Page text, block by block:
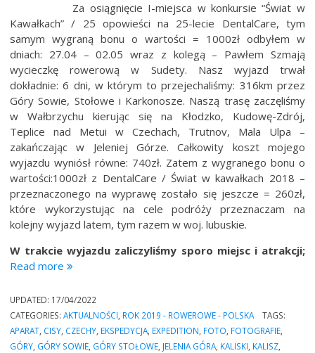
Za osiągnięcie I-miejsca w konkursie “Świat w
Kawałkach” / 25 opowieści na 25-lecie DentalCare, tym
samym wygraną bonu o wartości = 1000zł odbyłem w
dniach: 27.04 – 02.05 wraz z kolegą – Pawłem Szmają
wycieczkę rowerową w Sudety. Nasz wyjazd trwał
dokładnie: 6 dni, w którym to przejechaliśmy: 316km przez
Góry Sowie, Stołowe i Karkonosze. Naszą trasę zaczęliśmy
w Wałbrzychu kierując się na Kłodzko, Kudowę-Zdrój,
Teplice nad Metui w Czechach, Trutnov, Mala Ulpa –
zakańczając w Jeleniej Górze. Całkowity koszt mojego
wyjazdu wyniósł równe: 740zł. Zatem z wygranego bonu o
wartości:1000zł z DentalCare / Świat w kawałkach 2018 –
przeznaczonego na wyprawę zostało się jeszcze = 260zł,
które wykorzystując na cele podróży przeznaczam na
kolejny wyjazd latem, tym razem w woj. lubuskie.
W trakcie wyjazdu zaliczyliśmy sporo miejsc i atrakcji;
Read more“Podsumowanie
ekspedycji
rowerowej:
“Sudety
2019””
UPDATED: 17/04/2022
CATEGORIES:AKTUALNOŚCI, ROK 2019 - ROWEROWE - POLSKA
TAGS:
APARAT, CISY, CZECHY, EKSPEDYCJA, EXPEDITION, FOTO, FOTOGRAFIE,
GÓRY, GÓRY SOWIE, GÓRY STOŁOWE, JELENIA GÓRA, KALISKI, KALISZ,